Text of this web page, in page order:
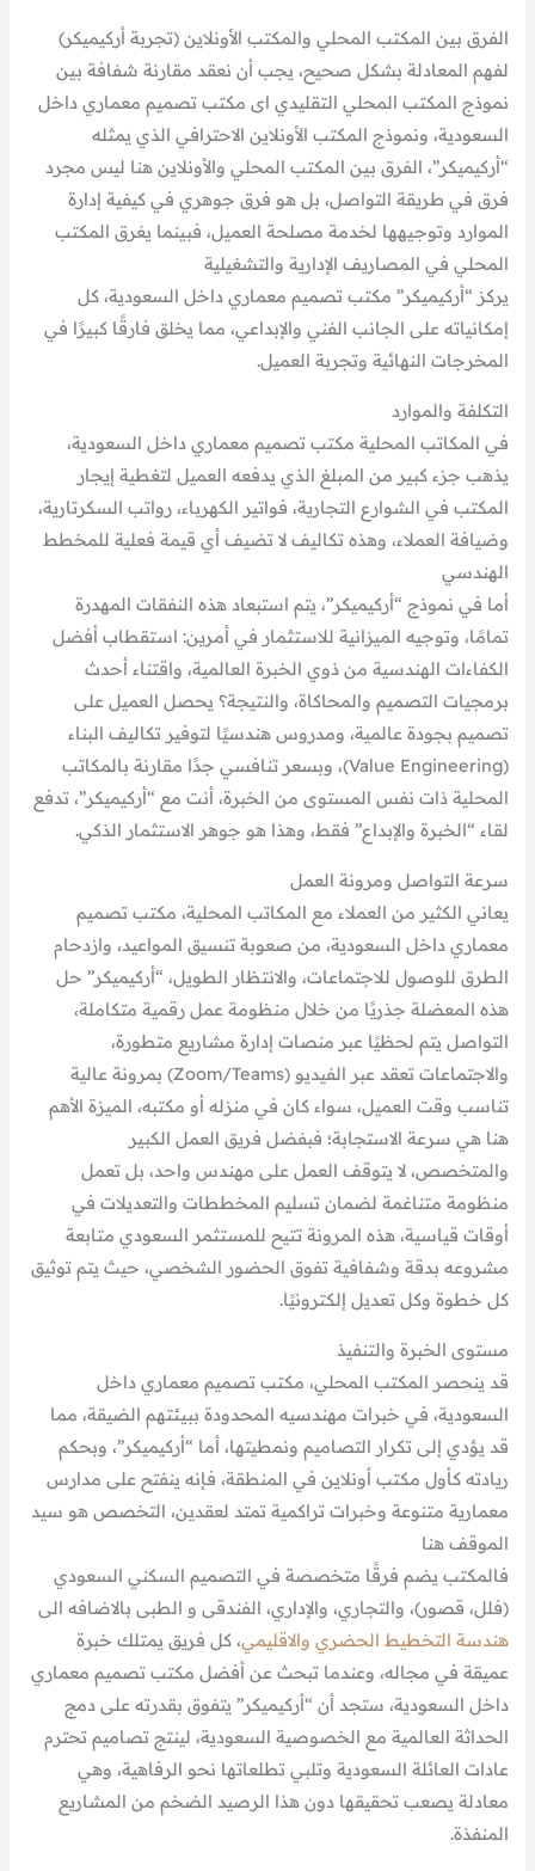
الفرق بين المكتب المحلي والمكتب الأونلاين (تجربة أركيميكر)
لفهم المعادلة بشكل صحيح، يجب أن نعقد مقارنة شفافة بين
نموذج المكتب المحلي التقليدي اى مكتب تصميم معماري داخل
السعودية، ونموذج المكتب الأونلاين الاحترافي الذي يمثله
“أركيميكر”، الفرق بين المكتب المحلي والأونلاين هنا ليس مجرد
فرق في طريقة التواصل، بل هو فرق جوهري في كيفية إدارة
الموارد وتوجيهها لخدمة مصلحة العميل، فبينما يغرق المكتب
المحلي في المصاريف الإدارية والتشغيلية
يركز “أركيميكر” مكتب تصميم معماري داخل السعودية، كل
إمكانياته على الجانب الفني والإبداعي، مما يخلق فارقًا كبيرًا في
المخرجات النهائية وتجربة العميل.
التكلفة والموارد
في المكاتب المحلية مكتب تصميم معماري داخل السعودية،
يذهب جزء كبير من المبلغ الذي يدفعه العميل لتغطية إيجار
المكتب في الشوارع التجارية، فواتير الكهرباء، رواتب السكرتارية،
وضيافة العملاء، وهذه تكاليف لا تضيف أي قيمة فعلية للمخطط
الهندسي
أما في نموذج “أركيميكر”، يتم استبعاد هذه النفقات المهدرة
تمامًا، وتوجيه الميزانية للاستثمار في أمرين: استقطاب أفضل
الكفاءات الهندسية من ذوي الخبرة العالمية، واقتناء أحدث
برمجيات التصميم والمحاكاة، والنتيجة؟ يحصل العميل على
تصميم بجودة عالمية، ومدروس هندسيًا لتوفير تكاليف البناء
(Value Engineering)، وبسعر تنافسي جدًا مقارنة بالمكاتب
المحلية ذات نفس المستوى من الخبرة، أنت مع “أركيميكر”، تدفع
لقاء “الخبرة والإبداع” فقط، وهذا هو جوهر الاستثمار الذكي.
سرعة التواصل ومرونة العمل
يعاني الكثير من العملاء مع المكاتب المحلية، مكتب تصميم
معماري داخل السعودية، من صعوبة تنسيق المواعيد، وازدحام
الطرق للوصول للاجتماعات، والانتظار الطويل، “أركيميكر” حل
هذه المعضلة جذريًا من خلال منظومة عمل رقمية متكاملة،
التواصل يتم لحظيًا عبر منصات إدارة مشاريع متطورة،
والاجتماعات تعقد عبر الفيديو (Zoom/Teams) بمرونة عالية
تناسب وقت العميل، سواء كان في منزله أو مكتبه، الميزة الأهم
هنا هي سرعة الاستجابة؛ فبفضل فريق العمل الكبير
والمتخصص، لا يتوقف العمل على مهندس واحد، بل تعمل
منظومة متناغمة لضمان تسليم المخططات والتعديلات في
أوقات قياسية، هذه المرونة تتيح للمستثمر السعودي متابعة
مشروعه بدقة وشفافية تفوق الحضور الشخصي، حيث يتم توثيق
كل خطوة وكل تعديل إلكترونيًا.
مستوى الخبرة والتنفيذ
قد ينحصر المكتب المحلي، مكتب تصميم معماري داخل
السعودية، في خبرات مهندسيه المحدودة ببيئتهم الضيقة، مما
قد يؤدي إلى تكرار التصاميم ونمطيتها، أما “أركيميكر”، وبحكم
ريادته كأول مكتب أونلاين في المنطقة، فإنه ينفتح على مدارس
معمارية متنوعة وخبرات تراكمية تمتد لعقدين، التخصص هو سيد
الموقف هنا
فالمكتب يضم فرقًا متخصصة في التصميم السكني السعودي
(فلل، قصور)، والتجاري، والإداري، الفندقى و الطبى بالاضافه الى
هندسة التخطيط الحضري والاقليمي، كل فريق يمتلك خبرة
عميقة في مجاله، وعندما تبحث عن أفضل مكتب تصميم معماري
داخل السعودية، ستجد أن “أركيميكر” يتفوق بقدرته على دمج
الحداثة العالمية مع الخصوصية السعودية، لينتج تصاميم تحترم
عادات العائلة السعودية وتلبي تطلعاتها نحو الرفاهية، وهي
معادلة يصعب تحقيقها دون هذا الرصيد الضخم من المشاريع
المنفذة.